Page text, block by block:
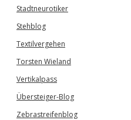
Stadtneurotiker
Stehblog
Textilvergehen
Torsten Wieland
Vertikalpass
Übersteiger-Blog
Zebrastreifenblog